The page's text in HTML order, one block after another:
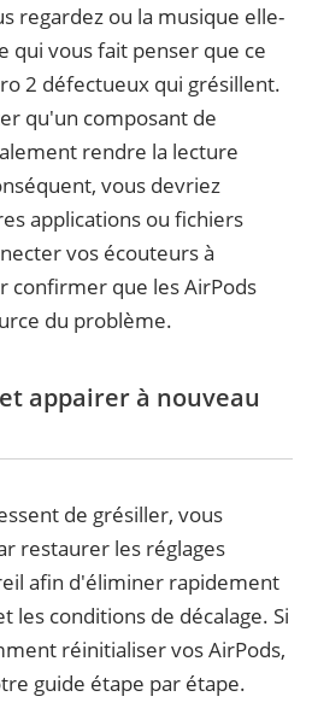
regardez ou la musique elle-
qui vous fait penser que ce
2 défectueux qui grésillent.
qu'un composant de
rendre la lecture
vous devriez
applications ou fichiers
vos écouteurs à
confirmer que les AirPods
du problème.
appairer à nouveau
de grésiller, vous
restaurer les réglages
afin d'éliminer rapidement
les conditions de décalage. Si
réinitialiser vos AirPods,
guide étape par étape.